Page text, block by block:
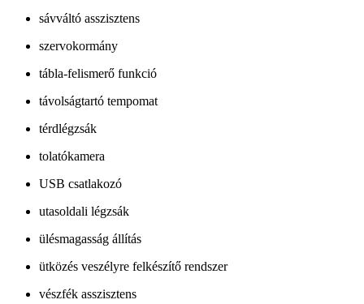
sávváltó asszisztens
szervokormány
tábla-felismerő funkció
távolságtartó tempomat
térdlégzsák
tolatókamera
USB csatlakozó
utasoldali légzsák
ülésmagasság állítás
ütközés veszélyre felkészítő rendszer
vészfék asszisztens